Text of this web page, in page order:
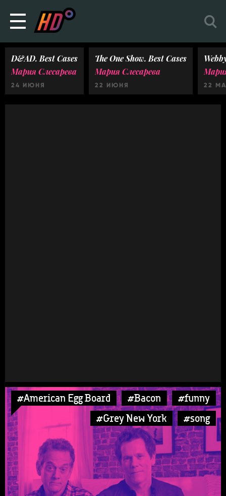
D&AD. Best Cases
Мария Слесарева
24 ИЮНЯ
The One Show. Best Cases
Мария Слесарева
22 ИЮНЯ 22
#American Egg Board #Bacon
#funny
#Grey New York
#song